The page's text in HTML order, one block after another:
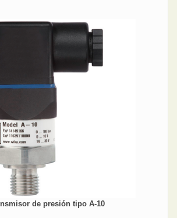
de presión tipo A-10